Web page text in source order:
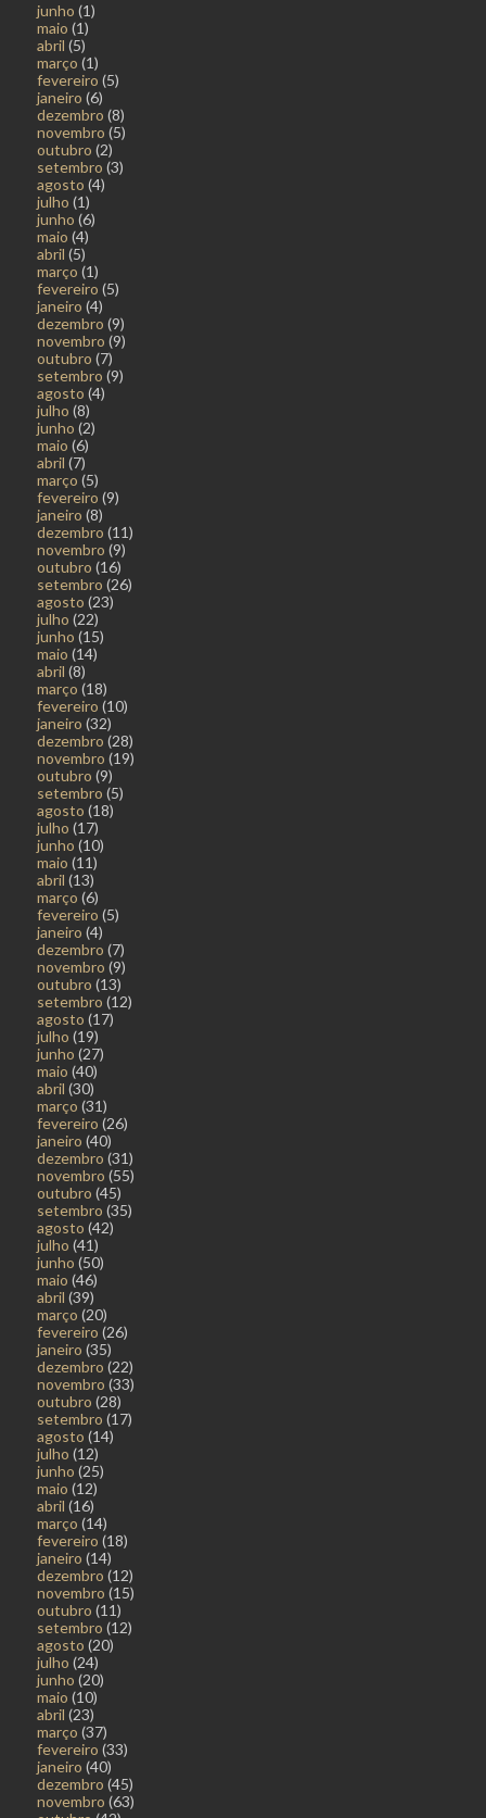
junho (1)
maio (1)
abril (5)
março (1)
fevereiro (5)
janeiro (6)
dezembro (8)
novembro (5)
outubro (2)
setembro (3)
agosto (4)
julho (1)
junho (6)
maio (4)
abril (5)
março (1)
fevereiro (5)
janeiro (4)
dezembro (9)
novembro (9)
outubro (7)
setembro (9)
agosto (4)
julho (8)
junho (2)
maio (6)
abril (7)
março (5)
fevereiro (9)
janeiro (8)
dezembro (11)
novembro (9)
outubro (16)
setembro (26)
agosto (23)
julho (22)
junho (15)
maio (14)
abril (8)
março (18)
fevereiro (10)
janeiro (32)
dezembro (28)
novembro (19)
outubro (9)
setembro (5)
agosto (18)
julho (17)
junho (10)
maio (11)
abril (13)
março (6)
fevereiro (5)
janeiro (4)
dezembro (7)
novembro (9)
outubro (13)
setembro (12)
agosto (17)
julho (19)
junho (27)
maio (40)
abril (30)
março (31)
fevereiro (26)
janeiro (40)
dezembro (31)
novembro (55)
outubro (45)
setembro (35)
agosto (42)
julho (41)
junho (50)
maio (46)
abril (39)
março (20)
fevereiro (26)
janeiro (35)
dezembro (22)
novembro (33)
outubro (28)
setembro (17)
agosto (14)
julho (12)
junho (25)
maio (12)
abril (16)
março (14)
fevereiro (18)
janeiro (14)
dezembro (12)
novembro (15)
outubro (11)
setembro (12)
agosto (20)
julho (24)
junho (20)
maio (10)
abril (23)
março (37)
fevereiro (33)
janeiro (40)
dezembro (45)
novembro (63)